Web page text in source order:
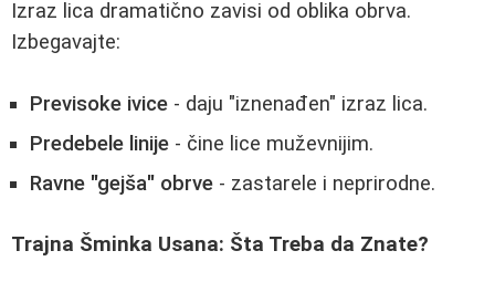
Izraz lica dramatično zavisi od oblika obrva.
Izbegavajte:
Previsoke ivice - daju "iznenađen" izraz lica.
Predebele linije - čine lice muževnijim.
Ravne "gejša" obrve - zastarele i neprirodne.
Trajna Šminka Usana: Šta Treba da Znate?